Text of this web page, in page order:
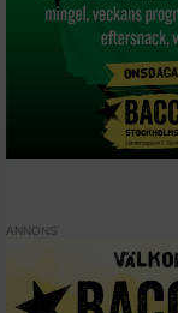
ANNONS